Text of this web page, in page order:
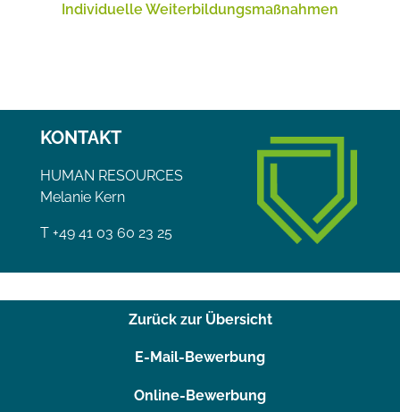
Individuelle Weiterbildungs­maßnahmen
KONTAKT
HUMAN RESOURCES
Melanie Kern
T +49 41 03 60 23 25
Zurück zur Übersicht
E-Mail-Bewerbung
Online-Bewerbung